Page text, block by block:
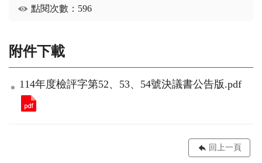
點閱次數：596
附件下載
114年度檢評字第52、53、54號決議書公告版.pdf
回上一頁